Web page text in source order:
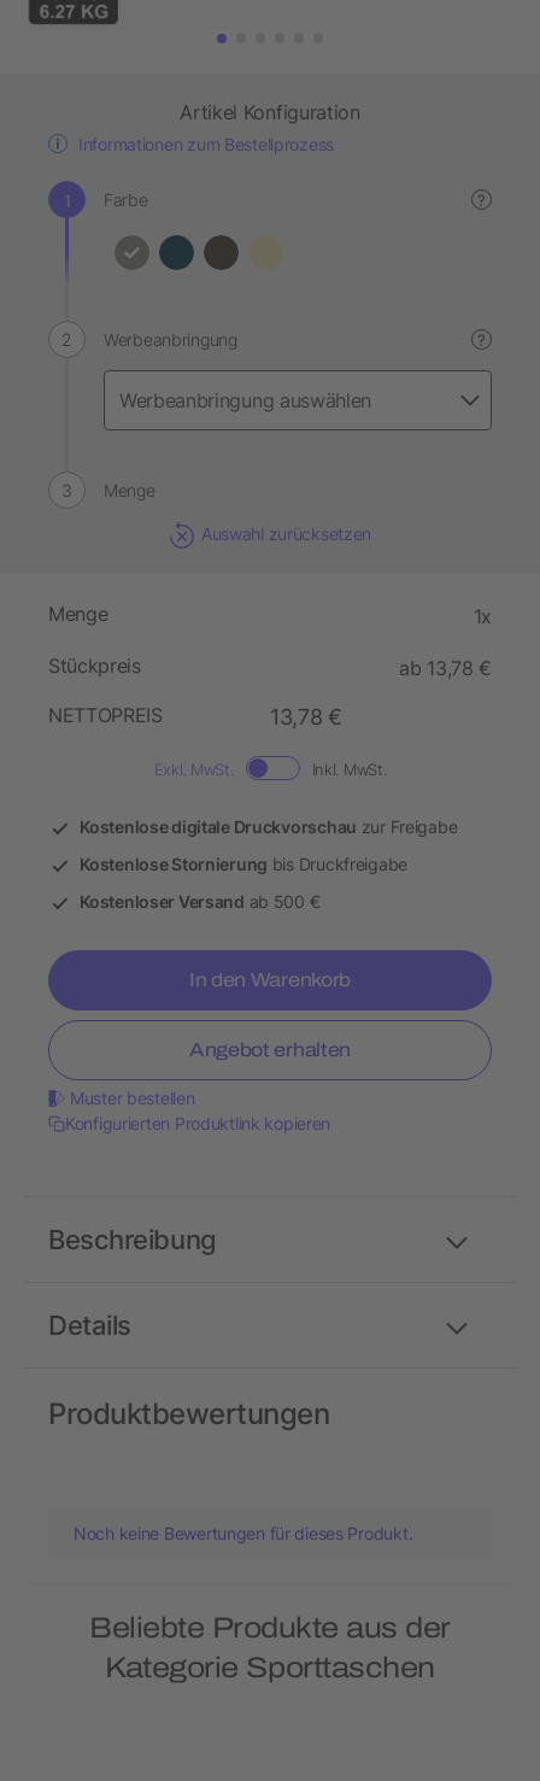
Artikel Konfiguration
Informationen zum Bestellprozess
Farbe ?
Werbeanbringung ?
Menge
Auswahl zurücksetzen
Menge 1x
Stückpreis
ab 13,78 €
NETTOPREIS
13,78 €
Exkl. MwSt. Inkl. MwSt.
Kostenlose digitale Druckvorschau zur Freigabe
Kostenlose Stornierung bis Druckfreigabe
Kostenloser Versand ab 500 €
In den Warenkorb
Angebot erhalten
Muster bestellen
Konfigurierten Produktlink kopieren
Details
Beschreibung
Produktbewertungen
Noch keine Bewertungen für dieses Produkt.
Beliebte Produkte aus der
Kategorie Sporttaschen